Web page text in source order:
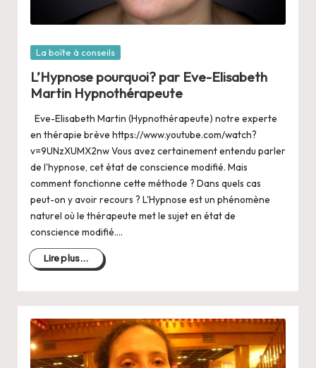
Posté
La boîte à conseils
L’Hypnose pourquoi? par Eve-Elisabeth
Martin Hypnothérapeute
Eve-Elisabeth Martin (Hypnothérapeute) notre experte
en thérapie brève https://www.youtube.com/watch?
v=9UNzXUMX2nw Vous avez certainement entendu parler
de l'hypnose, cet état de conscience modifié. Mais
comment fonctionne cette méthode ? Dans quels cas
peut-on y avoir recours ? L'Hypnose est un phénomène
naturel où le thérapeute met le sujet en état de
conscience modifié.…
Lire plus...